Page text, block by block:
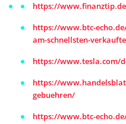
https://
https://www.btc-
am-schnellsten-
https://www.tesla.com/
https://
gebuehren/
https://www.btc-